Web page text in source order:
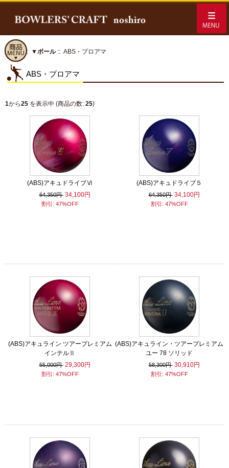
ホーム:: ▼ボール:: ABS・プロアマ
ABS・プロアマ
1から25 を表示中 (商品の数: 25)
(ABS)アキュドライブⅥ
64,350円 34,100円
割引: 47%OFF
(ABS)アキュドライブ５
64,350円 34,100円
割引: 47%OFF
(ABS)アキュライン ツアープレミアム
インテルⅡ
55,000円 29,300円
割引: 47%OFF
(ABS)アキュライン・ツアープレミアム
ユー 78 ソリッド
58,300円 30,910円
割引: 47%OFF